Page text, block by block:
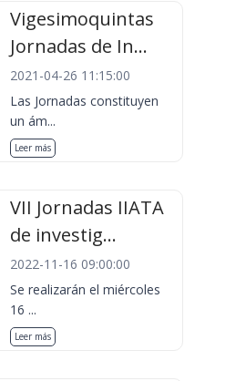
Vigesimoquintas
Jornadas de In...
2021-04-26 11:15:00
Las Jornadas constituyen
un ám...
Leer más
VII Jornadas IIATA
de investig...
2022-11-16 09:00:00
Se realizarán el miércoles
16 ...
Leer más